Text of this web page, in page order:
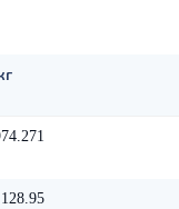
128.95